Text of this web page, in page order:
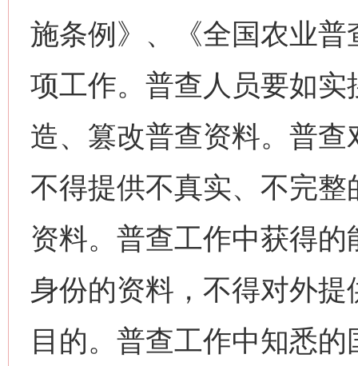
施条例》、《全国农业
项工作。普查人员要如
造、篡改普查资料。普
不得提供不真实、不完
资料。普查工作中获得
身份的资料，不得对外
目的。普查工作中知悉